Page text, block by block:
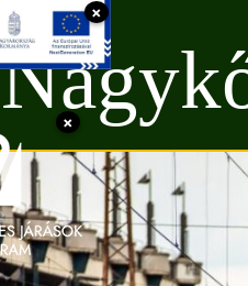
×
×